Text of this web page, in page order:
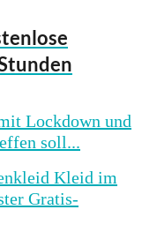
Lockdown und
soll...